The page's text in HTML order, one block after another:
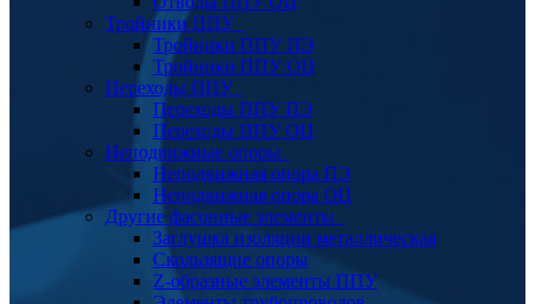
Тройники ППУ
Тройники ППУ ПЭ
Тройники ППУ ОЦ
Переходы ППУ
Переходы ППУ ПЭ
Переходы ППУ ОЦ
Неподвижные опоры
Неподвижная опора ПЭ
Неподвижная опора ОЦ
Другие фасонные элементы
Заглушка изоляции металлическая
Скользящие опоры
Z-образные элементы ППУ